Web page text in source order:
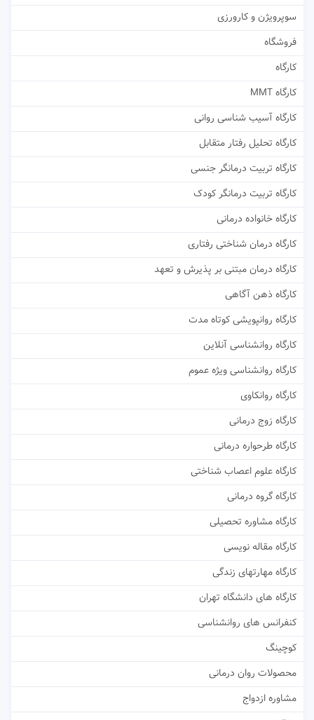
سوپرویژن و کارورزی
فروشگاه
کارگاه
کارگاه MMT
کارگاه آسیب شناسی روانی
کارگاه تحلیل رفتار متقابل
کارگاه تربیت درمانگر جنسی
کارگاه تربیت درمانگر کودک
کارگاه خانواده درمانی
کارگاه درمان شناختی رفتاری
کارگاه درمان مبتنی بر پذیرش و تعهد
کارگاه ذهن آگاهی
کارگاه روانپویشی کوتاه مدت
کارگاه روانشناسی آنلاین
کارگاه روانشناسی ویژه عموم
کارگاه روانکاوی
کارگاه زوج درمانی
کارگاه طرحواره درمانی
کارگاه علوم اعصاب شناختی
کارگاه گروه درمانی
کارگاه مشاوره تحصیلی
کارگاه مقاله نویسی
کارگاه مهارتهای زندگی
کارگاه های دانشگاه تهران
کنفرانس های روانشناسی
کوچینگ
محصولات روان درمانی
مشاوره ازدواج